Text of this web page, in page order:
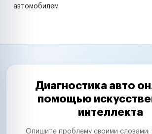
автомобилем
Диагностика авто
помощью
интеллекта
Опишите проблему своими словами: